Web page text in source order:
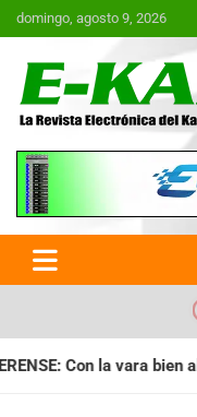
Saltar
al
domingo, agosto 9, 2026
E-
Electrónica
Argentina
el Campeonato